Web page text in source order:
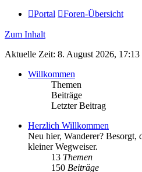
Portal Foren-Übersicht
Zum Inhalt
Aktuelle Zeit: 8. August 2026, 17:13
Willkommen
Themen
Beiträge
Letzter Beitrag
Herzlich Willkommen
Neu hier, Wanderer? Besorgt,
kleiner Wegweiser.
13 Themen
150 Beiträge